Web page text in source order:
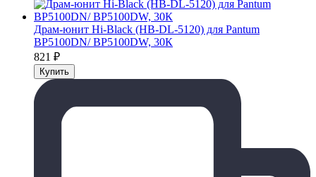
Драм-юнит Hi-Black (HB-DL-5120) для Pantum
BP5100DN/ BP5100DW, 30К
821 ₽